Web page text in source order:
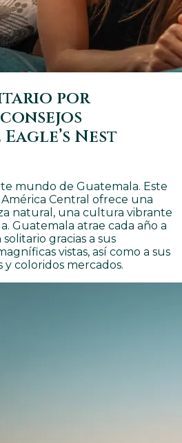
por
Nest
mundo de Guatemala. Este
Central ofrece una
natural, una cultura vibrante
Guatemala atrae cada año a
gracias a sus
vistas, así como a sus
y coloridos mercados.